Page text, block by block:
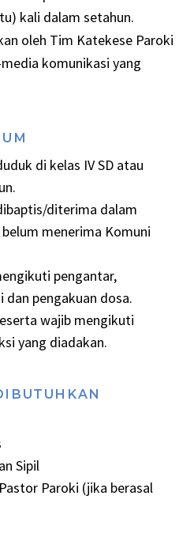
kali dalam setahun.
oleh Tim Katekese Paroki
komunikasi yang
di kelas IV SD atau
diterima dalam
menerima Komuni
pengantar,
dan pengakuan dosa.
wajib mengikuti
yang diadakan.
Sipil
Paroki (jika berasal